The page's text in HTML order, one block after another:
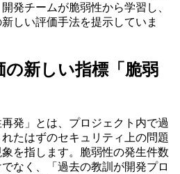
発チームが脆弱性から学習し、
しい評価手法を提示していま
新しい指標「脆弱
発」とは、プロジェクト内で過
たはずのセキュリティ上の問題
を指します。脆弱性の発生件数
なく、「過去の教訓が開発プロ